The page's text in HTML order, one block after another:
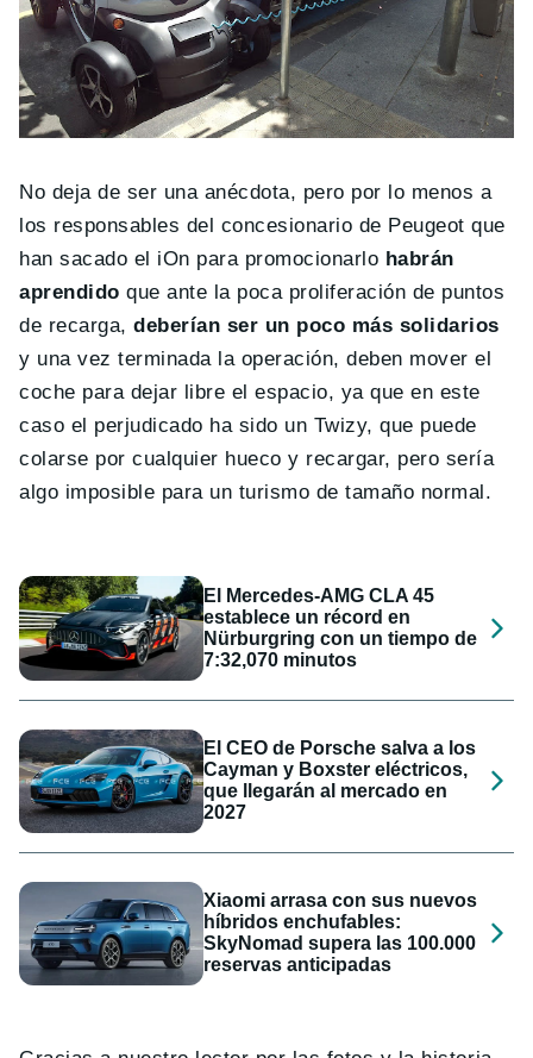
No deja de ser una anécdota, pero por lo menos a
los responsables del concesionario de Peugeot que
han sacado el iOn para promocionarlo habrán
aprendido que ante la poca proliferación de puntos
de recarga,deberían ser un poco más solidarios
y una vez terminada la operación, deben mover el
coche para dejar libre el espacio, ya que en este
caso el perjudicado ha sido un Twizy, que puede
colarse por cualquier hueco y recargar, pero sería
algo imposible para un turismo de tamaño normal.
El Mercedes-AMG CLA 45
establece un récord en
Nürburgring con un tiempo de
7:32,070 minutos
El CEO de Porsche salva a los
Cayman y Boxster eléctricos,
que llegarán al mercado en
2027
Xiaomi arrasa con sus nuevos
híbridos enchufables:
SkyNomad supera las 100.000
reservas anticipadas